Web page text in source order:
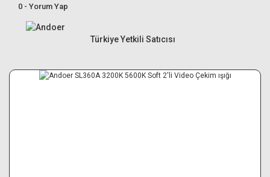
0 - Yorum Yap
Türkiye Yetkili Satıcısı